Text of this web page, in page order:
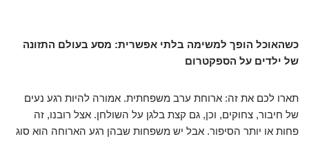
כשהאוכל הופך למשימה בלתי אפשרית: מסע בעולם התזונה
של ילדים על הספקטרום
תארו לכם את זה: ארוחת ערב משפחתית. אמורה להיות רגע נעים
של חיבור, צחוקים, וכן, גם קצת בלגן על השולחן. אצל רובנו, זה
פחות או יותר הסיפור. אבל יש משפחות שבהן רגע הארוחה הוא סוג